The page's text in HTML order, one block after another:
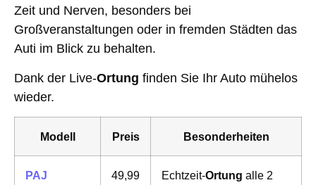
Zeit und Nerven, besonders bei
Großveranstaltungen oder in fremden Städten das
Auti im Blick zu behalten.
Dank der Live-Ortung finden Sie Ihr Auto mühelos
wieder.
Modell Preis Besonderheiten
PAJ
49,99
Echtzeit-Ortung alle 2